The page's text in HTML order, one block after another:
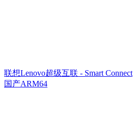
联想Lenovo超级互联 - Smart Connect
国产ARM64